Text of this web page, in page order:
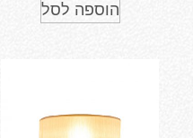
הוספה לסל